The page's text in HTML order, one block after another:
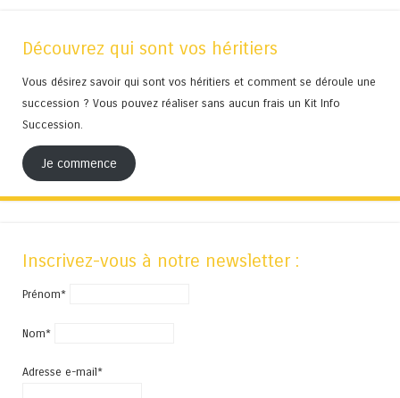
Découvrez qui sont vos héritiers
Vous désirez savoir qui sont vos héritiers et comment se déroule une
succession ? Vous pouvez réaliser sans aucun frais un Kit Info
Succession.
Je commence
Inscrivez-vous à notre newsletter :
Prénom*
Nom*
Adresse e-mail*